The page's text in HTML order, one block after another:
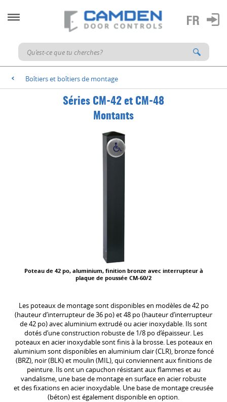
< Boîtiers et boîtiers de montage
Séries CM-42 et CM-48
Montants
Poteau de 42 po, aluminium, finition bronze avec interrupteur à
plaque de poussée CM-60/2
Les poteaux de montage sont disponibles en modèles de 42 po
(hauteur d’interrupteur de 36 po) et 48 po (hauteur d’interrupteur
de 42 po) avec aluminium extrudé ou acier inoxydable. Ils sont
dotés d’une construction robuste de 1/8 po d’épaisseur. Les
poteaux en acier inoxydable sont finis à la brosse. Les poteaux en
aluminium sont disponibles en aluminium clair (CLR), bronze foncé
(BRZ), noir (BLK) et moulin (MIL), qui conviennent aux finitions de
peinture. Ils ont un capuchon résistant aux flammes et au
vandalisme, une base de montage en surface en acier robuste
et des fixations en acier inoxydable. Une base de montage creusée
(béton) est également disponible en option.